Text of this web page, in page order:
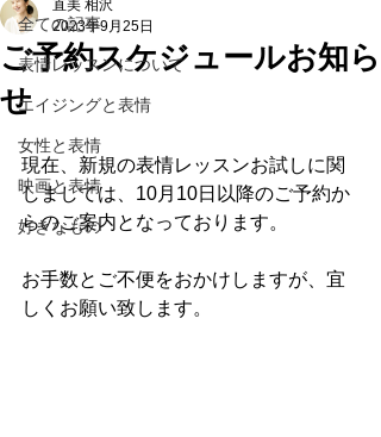
全ての記事
表情レッスンについて
エイジングと表情
女性と表情
映画と表情
好きなもの
ご予約スケジュールお知ら
せ
直美 相沢
2023年9月25日
現在、新規の表情レッスンお試しに関
しましては、10月10日以降のご予約か
らのご案内となっております。
お手数とご不便をおかけしますが、宜
しくお願い致します。